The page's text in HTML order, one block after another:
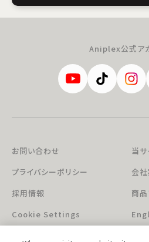
Aniplex公式ア
お問い合わせ
当
プライバシーポリシー
会
採用情報
商品
Cookie Settings